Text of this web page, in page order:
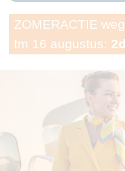
ZOMERACTIE
tm 16 augustus: